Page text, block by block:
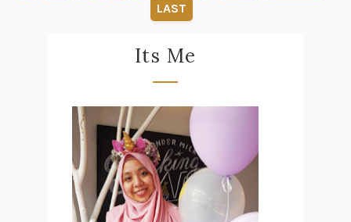
LAST
Its Me